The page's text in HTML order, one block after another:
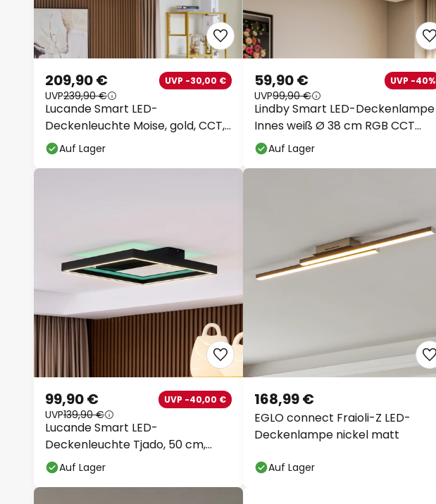
Lucande Smart LED-
Deckenleuchte Moise, gold, CCT,
Tuya
209,90 € UVP -30,00 €
UVP239,90 €
Auf Lager
Lindby Smart LED-Deckenlampe
Innes weiß Ø 38 cm RGB CCT
Tuya
59,90 € UVP -40%
UVP99,90 €
Auf Lager
Lucande Smart LED-
Deckenleuchte Tjado, 50 cm,
schwarz, RGBW
99,90 € UVP -40,00 €
UVP139,90 €
Auf Lager
EGLO connect Fraioli-Z LED-
Deckenlampe nickel matt
168,99 €
Auf Lager